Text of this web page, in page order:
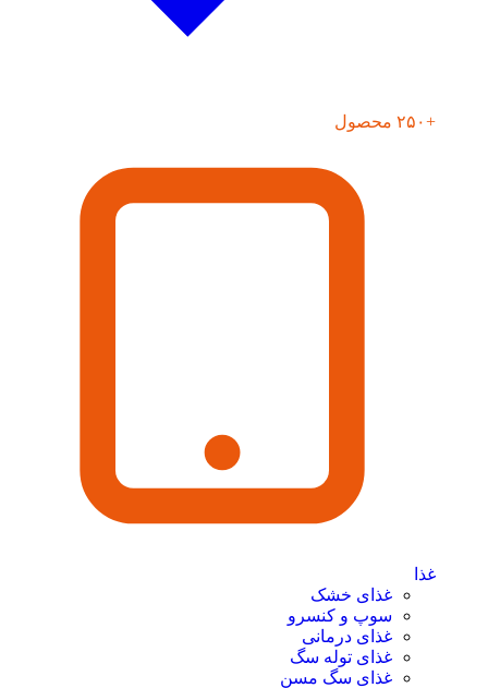
+۲۵۰ محصول
غذا
غذای خشک
سوپ و کنسرو
غذای درمانی
غذای توله سگ
غذای سگ مسن